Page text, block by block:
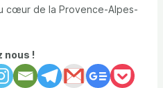
cœur de la Provence-Alpes-
nous !